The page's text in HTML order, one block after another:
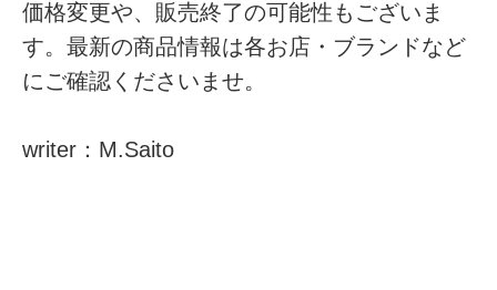
価格変更や、販売終了の可能性もございま
す。最新の商品情報は各お店・ブランドなど
にご確認くださいませ。
writer：M.Saito